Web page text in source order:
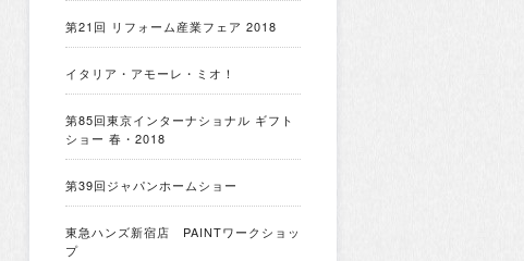
第21回 リフォーム産業フェア 2018
イタリア・アモーレ・ミオ！
第85回東京インターナショナル ギフト
ショー 春・2018
第39回ジャパンホームショー
東急ハンズ新宿店 PAINTワークショッ
プ